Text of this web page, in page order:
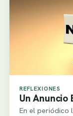
REFLEXIONES
Un Anuncio
En el periódico